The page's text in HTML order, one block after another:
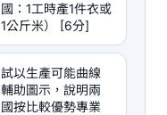
國：1工時產1件衣或
1公斤米） [6分]
試以生產可能曲線
輔助圖示，說明兩
國按比較優勢專業